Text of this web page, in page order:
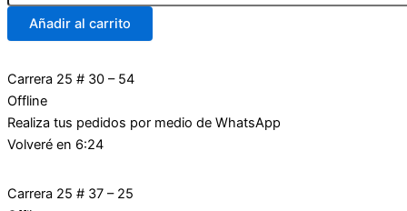
Añadir al carrito
Carrera 25 # 30 – 54
Offline
Realiza tus pedidos por medio de WhatsApp
Volveré en 6:24
Carrera 25 # 37 – 25